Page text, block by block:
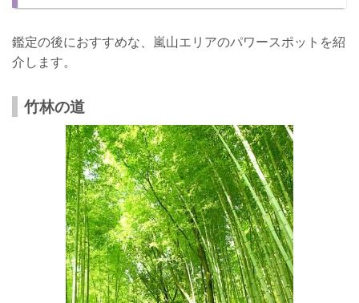
鑑定の後におすすめな、嵐山エリアのパワースポットを紹
介します。
竹林の道